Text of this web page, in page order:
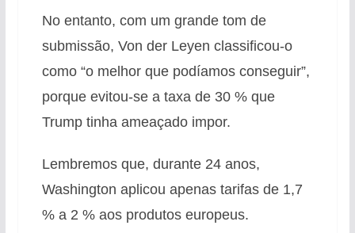
No entanto, com um grande tom de
submissão, Von der Leyen classificou-o
como “o melhor que podíamos conseguir”,
porque evitou-se a taxa de 30 % que
Trump tinha ameaçado impor.
Lembremos que, durante 24 anos,
Washington aplicou apenas tarifas de 1,7
% a 2 % aos produtos europeus.